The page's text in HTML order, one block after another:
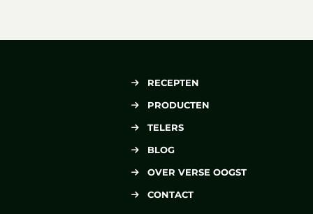
RECEPTEN
PRODUCTEN
TELERS
BLOG
OVER VERSE OOGST
CONTACT